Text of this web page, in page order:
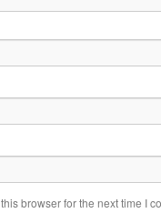
browser for the next time I